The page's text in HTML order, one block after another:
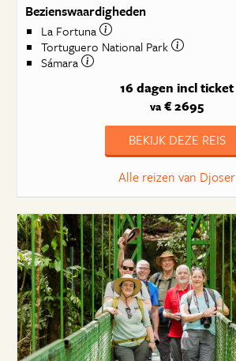
Bezienswaardigheden
La Fortuna
Tortuguero National Park
Sámara
16 dagen incl ticket
va € 2695
BEKIJK DEZE REIS
Alle reizen van Djoser